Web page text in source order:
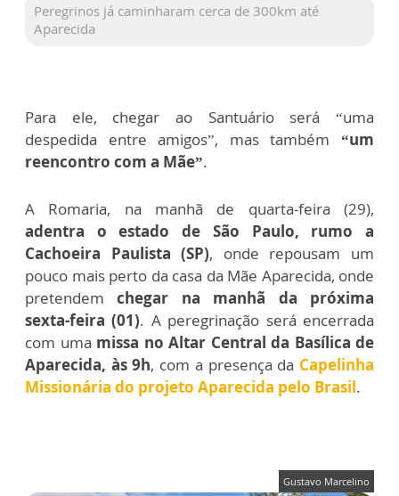
Peregrinos já caminharam cerca de 300km até
Aparecida
Para ele, chegar ao Santuário será “uma
despedida entre amigos”, mas também “um
reencontro com a Mãe”.
A Romaria, na manhã de quarta-feira (29),
adentra o estado de São Paulo, rumo a
Cachoeira Paulista (SP), onde repousam um
pouco mais perto da casa da Mãe Aparecida, onde
pretendemchegar na manhã da próxima
sexta-feira (01). A peregrinação será encerrada
com uma missa no Altar Central da Basílica de
Aparecida, às 9h, com a presença da Capelinha
Missionária do projeto Aparecida pelo Brasil.
Gustavo Marcelino